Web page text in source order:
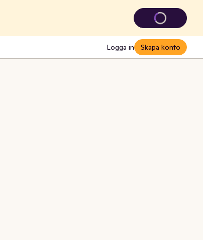
Logga in Skapa konto